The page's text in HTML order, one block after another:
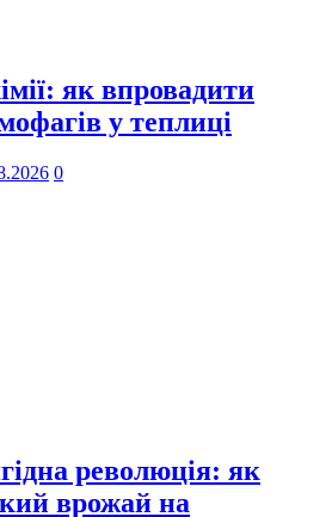
як впровадити
у теплиці
0
революція: як
врожай на